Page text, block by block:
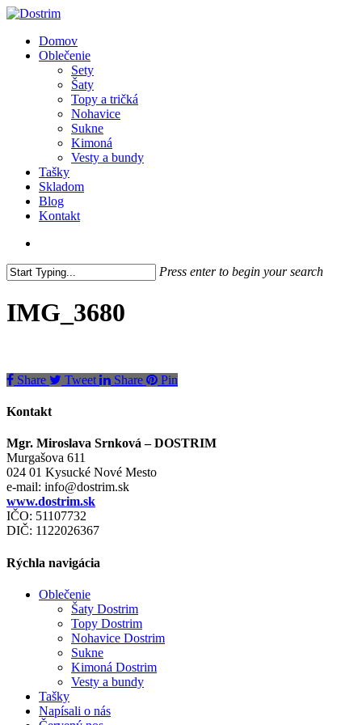
Skip
main
content
search
Menu
Domov
Oblečenie
Sety
Šaty
Topy a tričká
Nohavice
Sukne
Kimoná
Vesty a bundy
Tašky
Skladom
Blog
Kontakt
Press enter to begin your search
Search
IMG_3680
Share Tweet Share Pin
Kontakt
Mgr. Miroslava Srnková – DOSTRIM
Murgašova 611
024 01 Kysucké Nové Mesto
e-mail: info@dostrim.sk
www.dostrim.sk
IČO: 51107732
DIČ: 1122026367
Rýchla navigácia
Oblečenie
Šaty Dostrim
Topy Dostrim
Nohavice Dostrim
Sukne
Kimoná Dostrim
Vesty a bundy
Tašky
Napísali o nás